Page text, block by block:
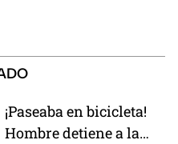
¡Paseaba en bicicleta!
Hombre detiene a la